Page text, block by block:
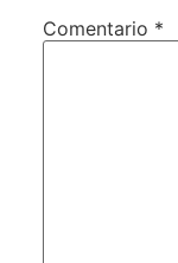
Comentario *